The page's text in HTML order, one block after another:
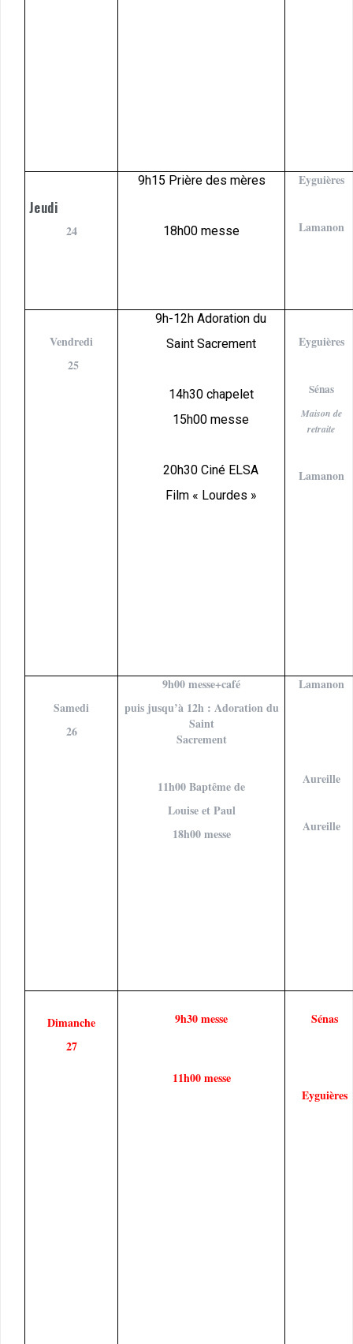
Jeudi
24
9h15 Prière des mères
18h00 messe
Eyguières
Lamanon
Vendredi
25
9h-12h Adoration du
Saint Sacrement
14h30 chapelet
15h00 messe
20h30 Ciné ELSA
Film « Lourdes »
Eyguières
Sénas
Maison de
retraite
Lamanon
Samedi
26
9h00 messe+café
puis jusqu’à 12h : Adoration du
Saint
Sacrement
11h00 Baptême de
Louise et Paul
18h00 messe
Lamanon
Aureille
Aureille
Dimanche
27
9h30 messe
11h00 messe
Sénas
Eyguières